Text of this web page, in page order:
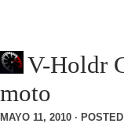
V-Holdr
moto
MAYO 11, 2010 ·